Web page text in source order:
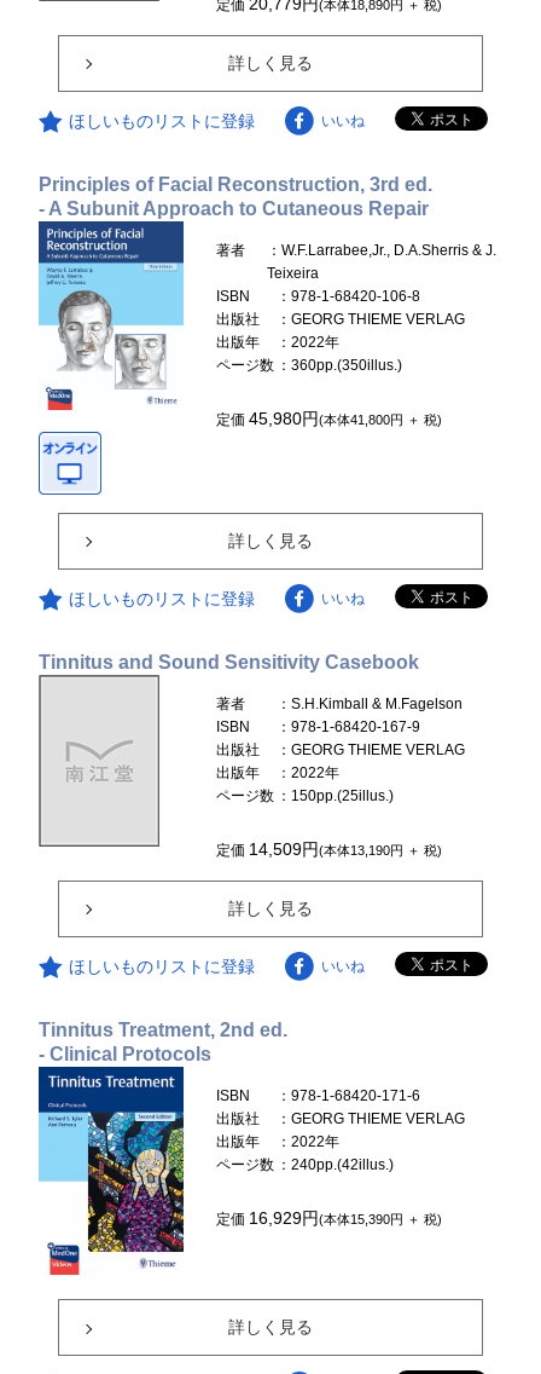
定価 (本体18,890円 ＋ 税)
詳しく見る
ほしいものリストに登録 いいね
Principles of Facial Reconstruction, 3rd ed.
- A Subunit Approach to Cutaneous Repair
著者
：W.F.Larrabee,Jr., D.A.Sherris & J.
Teixeira
ISBN
：978-1-68420-106-8
出版社
：GEORG THIEME VERLAG
出版年
：2022年
ページ数 ：360pp.(350illus.)
定価45,980円(本体41,800円 ＋ 税)
詳しく見る
ほしいものリストに登録 いいね
Tinnitus and Sound Sensitivity Casebook
著者
：S.H.Kimball & M.Fagelson
ISBN
：978-1-68420-167-9
出版社
：GEORG THIEME VERLAG
出版年
：2022年
ページ数 ：150pp.(25illus.)
定価 14,509円(本体13,190円 ＋ 税)
詳しく見る
ほしいものリストに登録 いいね
Tinnitus Treatment, 2nd ed.
- Clinical Protocols
ISBN
：978-1-68420-171-6
出版社
：GEORG THIEME VERLAG
出版年
：2022年
ページ数 ：240pp.(42illus.)
定価 16,929円(本体15,390円 ＋ 税)
詳しく見る